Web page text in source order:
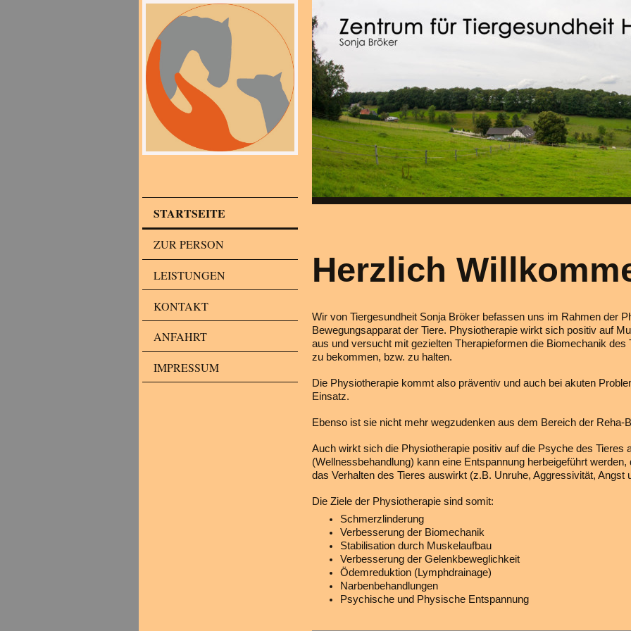
STARTSEITE
ZUR PERSON
LEISTUNGEN
KONTAKT
ANFAHRT
IMPRESSUM
Herzlich
Wir von Tiergesundheit Sonja Bröker befassen uns im Rahmen der
Bewegungsapparat der Tiere. Physiotherapie wirkt sich positiv auf
aus und versucht mit gezielten Therapieformen die Biomechanik
zu bekommen, bzw. zu halten.
Die Physiotherapie kommt also präventiv und auch bei akuten
Einsatz.
Ebenso ist sie nicht mehr wegzudenken aus dem Bereich der Reha-
Auch wirkt sich die Physiotherapie positiv auf die Psyche des Tieres
(Wellnessbehandlung) kann eine Entspannung herbeigeführt
das Verhalten des Tieres auswirkt (z.B. Unruhe, Aggressivität, Angst
Die Ziele der Physiotherapie sind somit:
Schmerzlinderung
Verbesserung der Biomechanik
Stabilisation durch Muskelaufbau
Verbesserung der Gelenkbeweglichkeit
Ödemreduktion (Lymphdrainage)
Narbenbehandlungen
Psychische und Physische Entspannung